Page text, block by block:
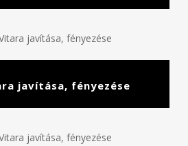
javítása, fényezése